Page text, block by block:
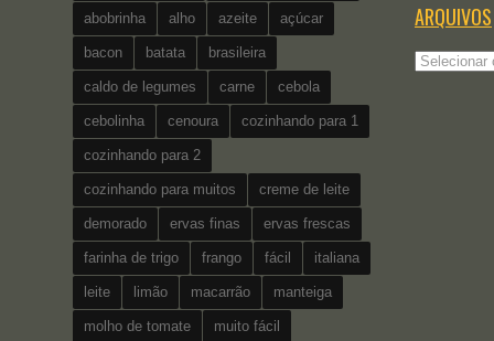
abobrinha alho azeite açúcar
bacon batata brasileira
caldo de legumes carne cebola
cebolinha cenoura cozinhando para 1
cozinhando para 2
cozinhando para muitos creme de leite
demorado ervas finas ervas frescas
farinha de trigo frango fácil italiana
leite limão macarrão manteiga
molho de tomate muito fácil
ARQUIVOS
Arquivos